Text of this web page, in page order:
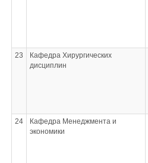
23
Кафедра Хирургических
дисциплин
24
Кафедра Менеджмента и
экономики